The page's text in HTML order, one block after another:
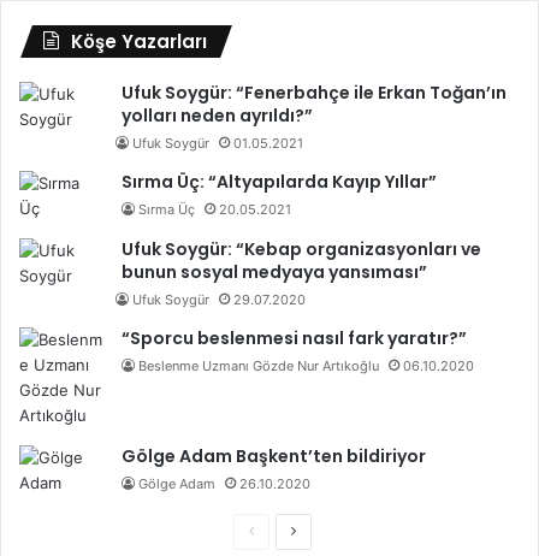
Köşe Yazarları
Ufuk Soygür: “Fenerbahçe ile Erkan Toğan’ın
yolları neden ayrıldı?”
Ufuk Soygür 01.05.2021
Sırma Üç: “Altyapılarda Kayıp Yıllar”
Sırma Üç 20.05.2021
Ufuk Soygür: “Kebap organizasyonları ve
bunun sosyal medyaya yansıması”
Ufuk Soygür 29.07.2020
“Sporcu beslenmesi nasıl fark yaratır?”
Beslenme Uzmanı Gözde Nur Artıkoğlu 06.10.2020
Gölge Adam Başkent’ten bildiriyor
Gölge Adam 26.10.2020